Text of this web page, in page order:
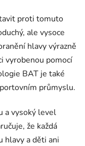
proti tomuto
ale vysoce
hlavy výrazně
vyrobenou pomocí
BAT je také
průmyslu.
a vysoký level
že každá
hlavy a děti ani